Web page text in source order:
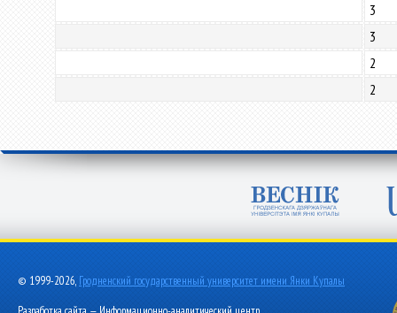
3
3
2
2
© 1999-2026, Гродненский государственный университет имени Янки Купалы